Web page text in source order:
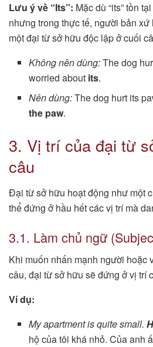
Lưu ý về “Its”: Mặc dù “its” tồn
nhưng trong thực tế, người bản xứ
một đại từ sở hữu độc lập ở cuối
Không nên dùng:The dog
worried about its.
Nên dùng:The dog hurt its
the paw.
3. Vị trí của đại từ
câu
Đại từ sở hữu hoạt động như một
thể đứng ở hầu hết các vị trí mà
3.1. Làm chủ ngữ
Khi muốn nhấn mạnh người hoặc
câu, đại từ sở hữu sẽ đứng ở vị trí
Ví dụ:
My apartment is quite small.
hộ của tôi khá nhỏ. Của anh